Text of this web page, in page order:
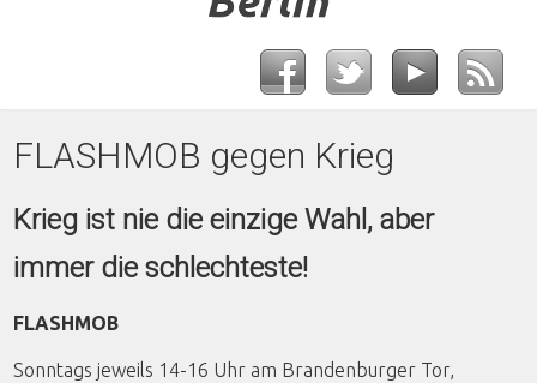
FLASHMOB gegen Krieg
Krieg ist nie die einzige Wahl, aber
immer die schlechteste!
FLASHMOB
Sonntags jeweils 14-16 Uhr am Brandenburger Tor,